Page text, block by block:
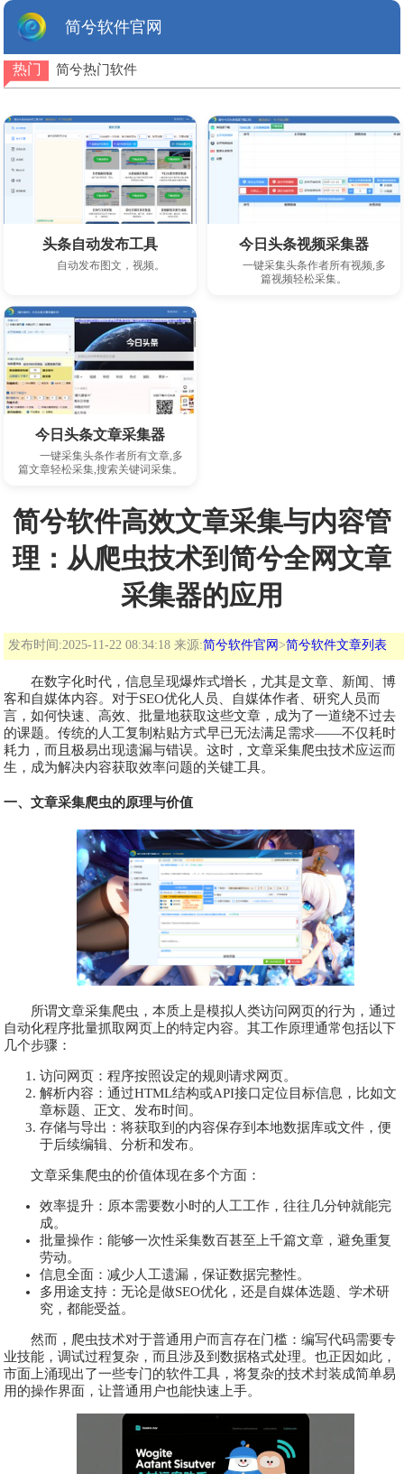
简兮软件官网
热门 简兮热门软件
下载此软件
头条自动发布工具
自动发布图文，视频。
下载此软件
今日头条视频采集器
一键采集头条作者所有视频,多
篇视频轻松采集。
下载此软件
今日头条文章采集器
一键采集头条作者所有文章,多
篇文章轻松采集,搜索关键词采集。
简兮软件高效文章采集与内容管
理：从爬虫技术到简兮全网文章
采集器的应用
发布时间:2025-11-22 08:34:18 来源:简兮软件官网>简兮软件文章列表
在数字化时代，信息呈现爆炸式增长，尤其是文章、新闻、博
客和自媒体内容。对于SEO优化人员、自媒体作者、研究人员而
言，如何快速、高效、批量地获取这些文章，成为了一道绕不过去
的课题。传统的人工复制粘贴方式早已无法满足需求——不仅耗时
耗力，而且极易出现遗漏与错误。这时，文章采集爬虫技术应运而
生，成为解决内容获取效率问题的关键工具。
一、文章采集爬虫的原理与价值
所谓文章采集爬虫，本质上是模拟人类访问网页的行为，通过
自动化程序批量抓取网页上的特定内容。其工作原理通常包括以下
几个步骤：
访问网页：程序按照设定的规则请求网页。
解析内容：通过HTML结构或API接口定位目标信息，比如文
章标题、正文、发布时间。
存储与导出：将获取到的内容保存到本地数据库或文件，便
于后续编辑、分析和发布。
文章采集爬虫的价值体现在多个方面：
效率提升：原本需要数小时的人工工作，往往几分钟就能完
成。
批量操作：能够一次性采集数百甚至上千篇文章，避免重复
劳动。
信息全面：减少人工遗漏，保证数据完整性。
多用途支持：无论是做SEO优化，还是自媒体选题、学术研
究，都能受益。
然而，爬虫技术对于普通用户而言存在门槛：编写代码需要专
业技能，调试过程复杂，而且涉及到数据格式处理。也正因如此，
市面上涌现出了一些专门的软件工具，将复杂的技术封装成简单易
用的操作界面，让普通用户也能快速上手。